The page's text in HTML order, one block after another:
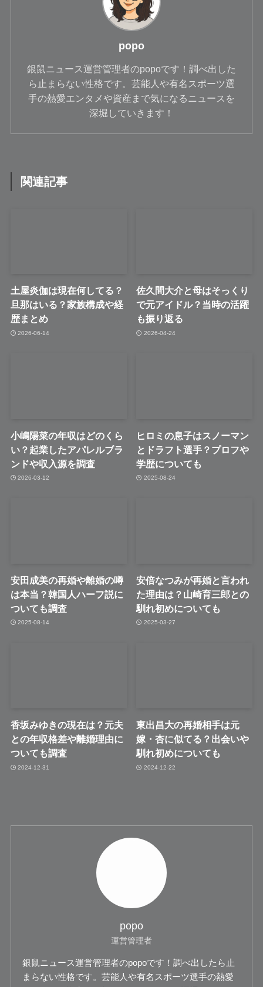
popo
銀鼠ニュース運営管理者のpopoです！調べ出した
ら止まらない性格です。芸能人や有名スポーツ選
手の熱愛エンタメや資産まで気になるニュースを
深堀していきます！
関連記事
土屋炎伽は現在何してる？
旦那はいる？家族構成や経
歴まとめ
2026-06-14
佐久間大介と母はそっくり
で元アイドル？当時の活躍
も振り返る
2026-04-24
小嶋陽菜の年収はどのくら
い？起業したアパレルブラ
ンドや収入源を調査
2026-03-12
ヒロミの息子はスノーマン
とドラフト選手？プロフや
学歴についても
2025-08-24
安田成美の再婚や離婚の噂
は本当？韓国人ハーフ説に
ついても調査
2025-08-14
安倍なつみが再婚と言われ
た理由は？山崎育三郎との
馴れ初めについても
2025-03-27
香坂みゆきの現在は？元夫
との年収格差や離婚理由に
ついても調査
2024-12-31
東出昌大の再婚相手は元
嫁・杏に似てる？出会いや
馴れ初めについても
2024-12-22
popo
運営管理者
銀鼠ニュース運営管理者のpopoです！調べ出したら止
まらない性格です。芸能人や有名スポーツ選手の熱愛